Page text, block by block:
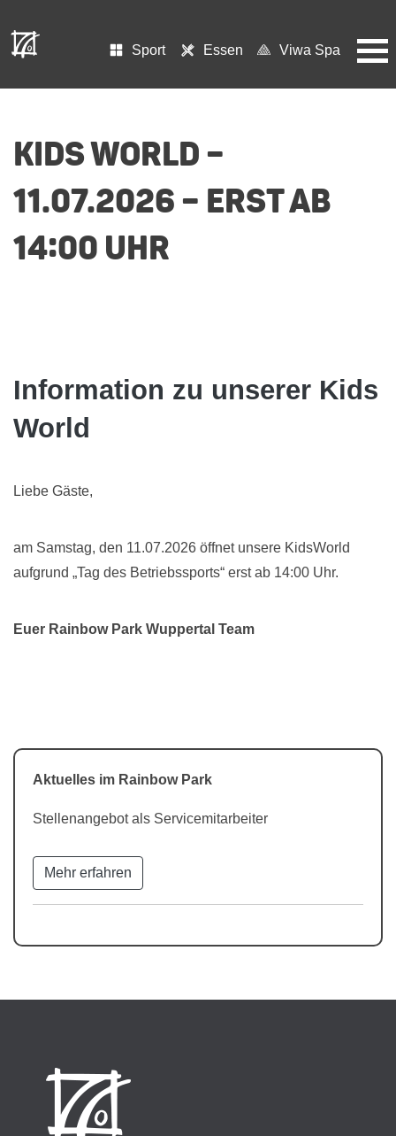
Sport Essen Viwa Spa
KIDS WORLD –
11.07.2026 – ERST AB
14:00 UHR
Information zu unserer Kids
World
Liebe Gäste,
am Samstag, den 11.07.2026 öffnet unsere KidsWorld
aufgrund „Tag des Betriebssports“ erst ab 14:00 Uhr.
Euer Rainbow Park Wuppertal Team
Aktuelles im Rainbow Park
Stellenangebot als Servicemitarbeiter
Mehr erfahren